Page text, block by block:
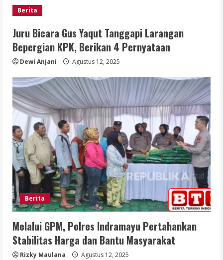
Berita
Juru Bicara Gus Yaqut Tanggapi Larangan
Bepergian KPK, Berikan 4 Pernyataan
Dewi Anjani Agustus 12, 2025
Berita
Melalui GPM, Polres Indramayu Pertahankan
Stabilitas Harga dan Bantu Masyarakat
Rizky Maulana Agustus 12, 2025